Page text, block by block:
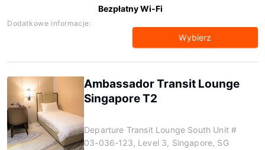
Bezpłatny Wi-Fi
Dodatkowe informacje:
Wybierz
Ambassador Transit Lounge
Singapore T2
Departure Transit Lounge South Unit #
03-036-123, Level 3, Singapore, SG